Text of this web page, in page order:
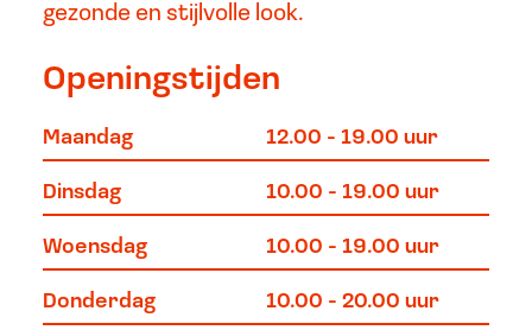
gezonde en stijlvolle look.
Openingstijden
Maandag
Dinsdag
Woensdag
Donderdag
12.00 - 19.00 uur
10.00 - 19.00 uur
10.00 - 19.00 uur
10.00 - 20.00 uur